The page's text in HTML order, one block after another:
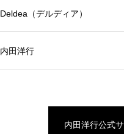
Deldea（デルディア）
内田洋行
内田洋行公式